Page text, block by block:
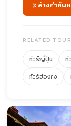
ล้างคำค้น
RELATED TOUR
ทัวร์ญี่ปุ่น ทั
ทัวร์ฮ่องกง